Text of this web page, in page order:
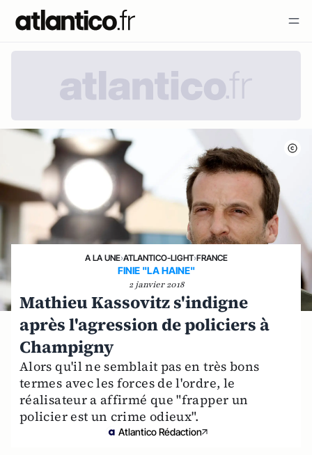
A LA UNE›ATLANTICO-LIGHT›FRANCE
FINIE "LA HAINE"
2 janvier 2018
Mathieu Kassovitz s'indigne
après l'agression de policiers à
Champigny
Alors qu'il ne semblait pas en très bons
termes avec les forces de l'ordre, le
réalisateur a affirmé que "frapper un
policier est un crime odieux".
Atlantico Rédaction